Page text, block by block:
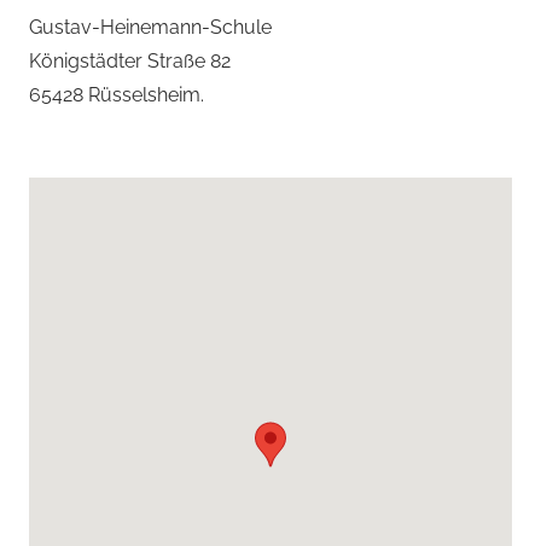
Gustav-Heinemann-Schule
Königstädter Straße 82
65428 Rüsselsheim.